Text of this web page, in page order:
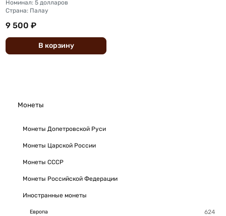
Монеты
Монеты Допетровской Руси
Монеты Царской России
Монеты СССР
Монеты Российской Федерации
Иностранные монеты
Европа
Номинал: 5 долларов
Страна: Палау
9 500 ₽
В корзину